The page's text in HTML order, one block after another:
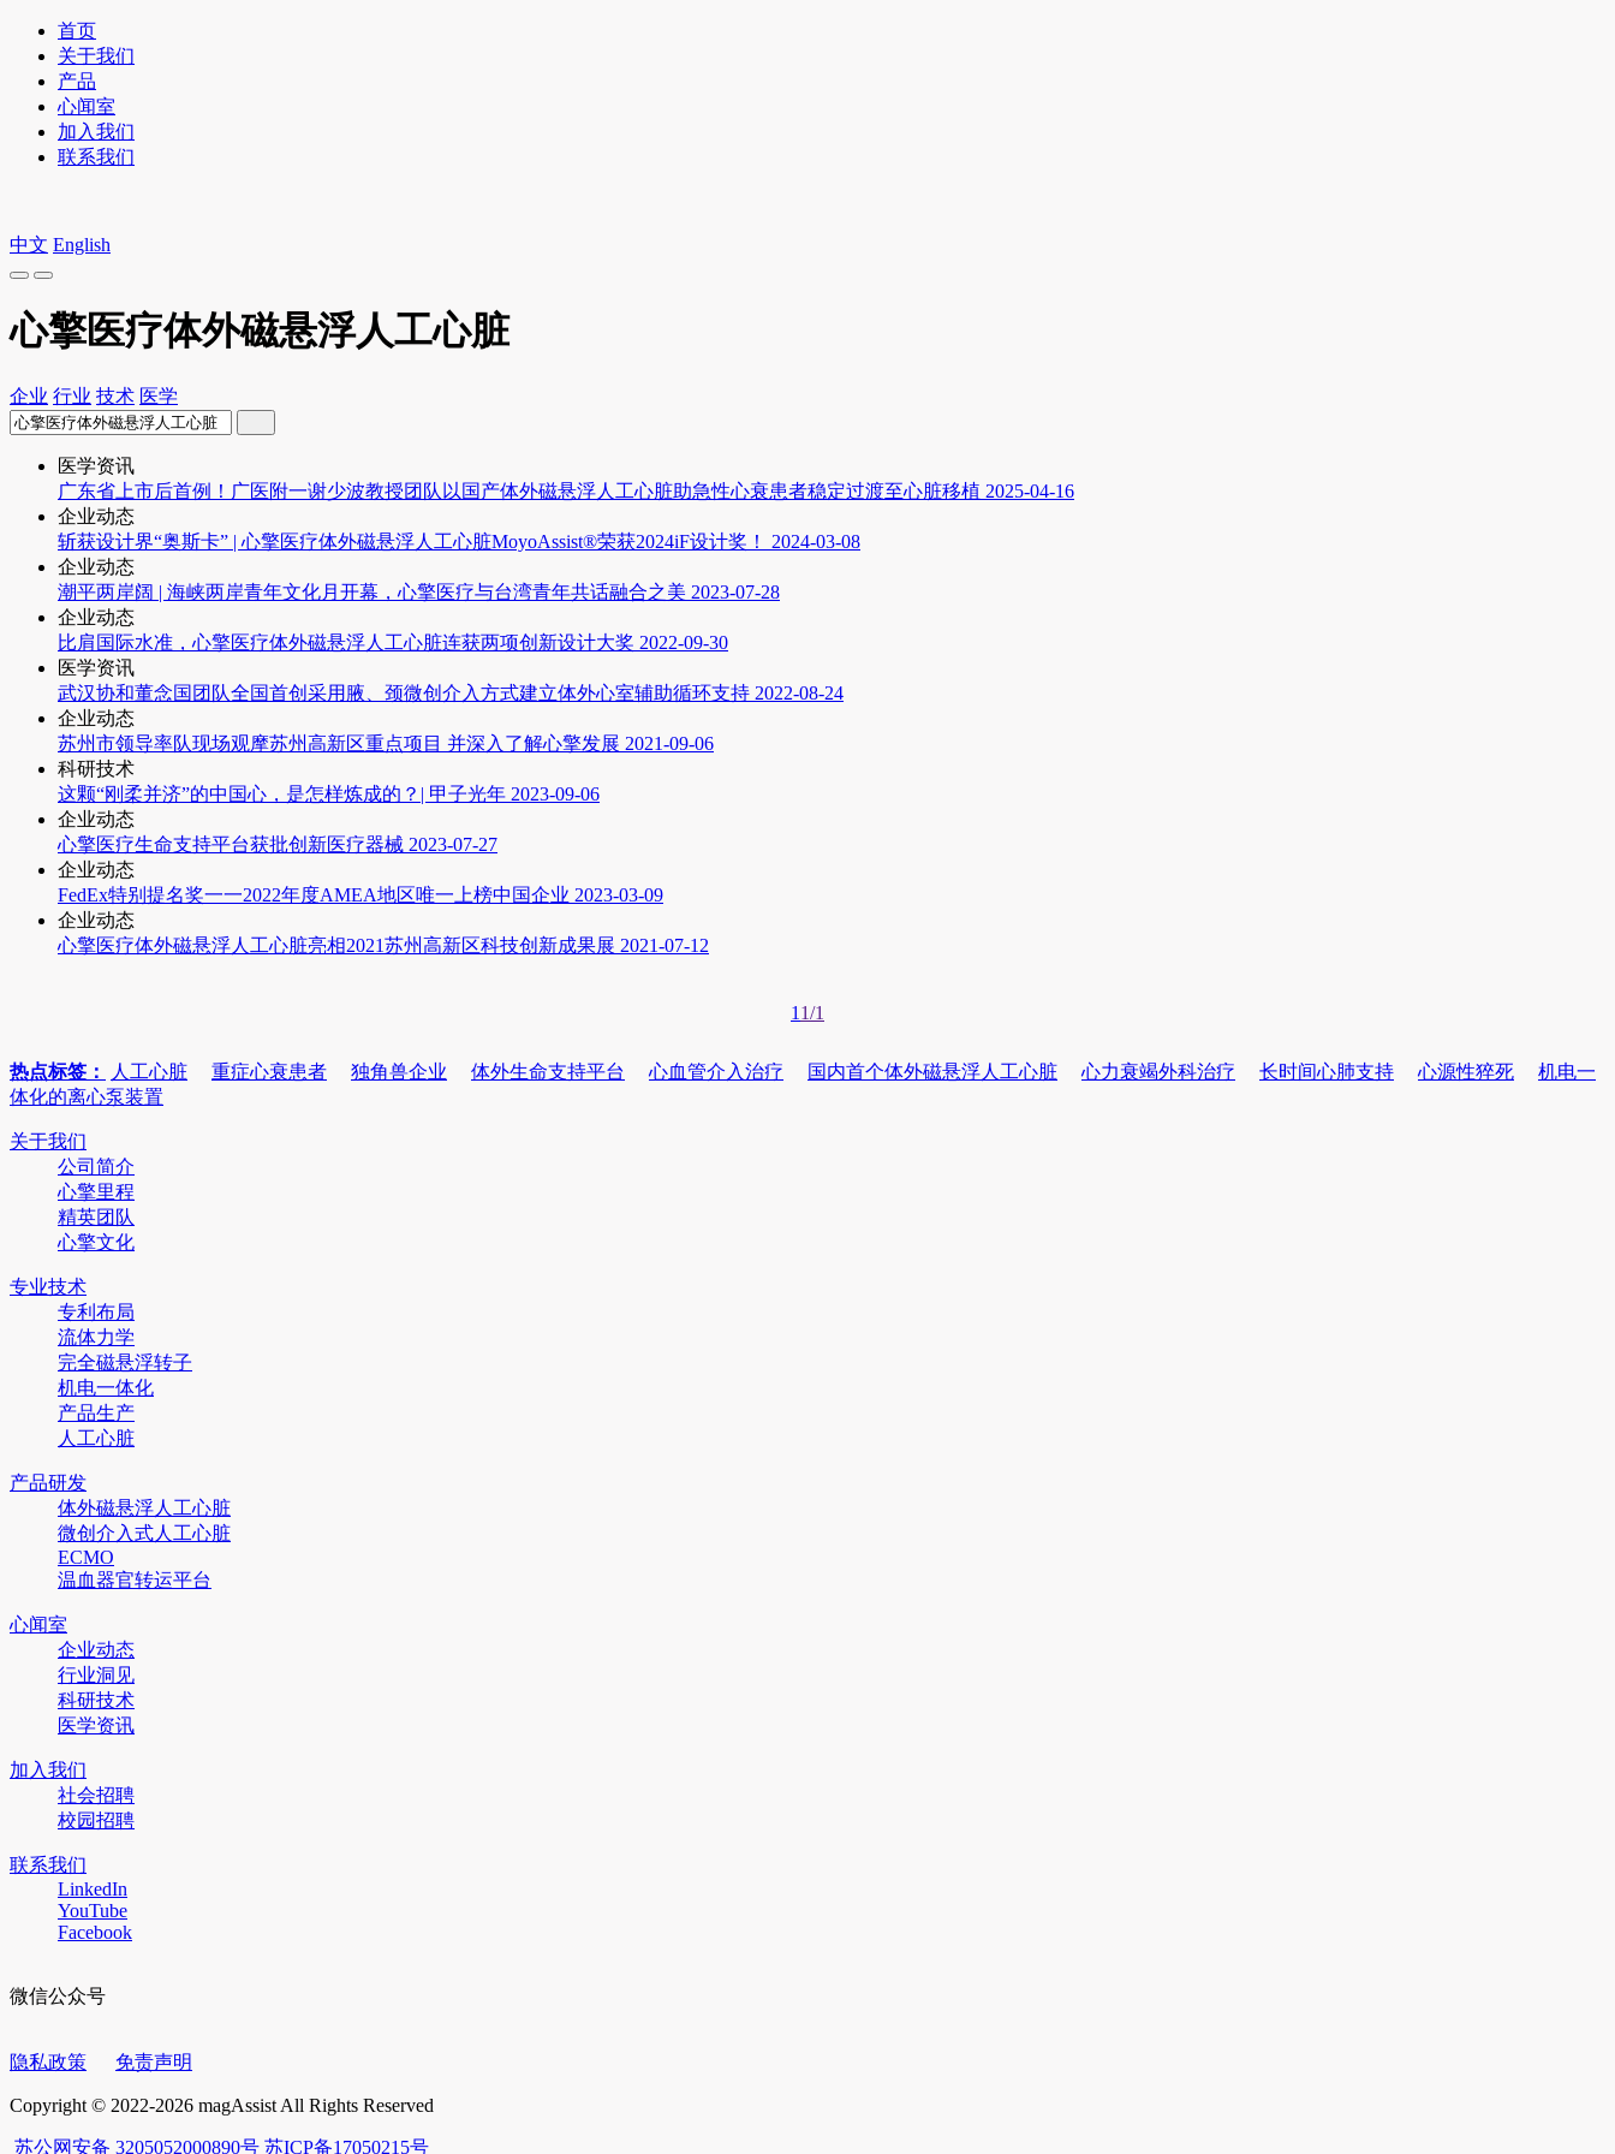
首页
关于我们
产品
心闻室
加入我们
联系我们
中文 English
心擎医疗体外磁悬浮人工心脏
企业 行业 技术 医学
医学资讯
广东省上市后首例！广医附一谢少波教授团队以国产体外磁悬浮人工心脏助急性心衰患者稳定过渡至心脏移植 2025-04-16
企业动态
斩获设计界“奥斯卡” | 心擎医疗体外磁悬浮人工心脏MoyoAssist®荣获2024iF设计奖！
2024-03-08
企业动态
潮平两岸阔 | 海峡两岸青年文化月开幕，心擎医疗与台湾青年共话融合之美 2023-07-28
企业动态
比肩国际水准，心擎医疗体外磁悬浮人工心脏连获两项创新设计大奖 2022-09-30
医学资讯
武汉协和董念国团队全国首创采用腋、颈微创介入方式建立体外心室辅助循环支持 2022-08-24
企业动态
苏州市领导率队现场观摩苏州高新区重点项目 并深入了解心擎发展 2021-09-06
科研技术
这颗“刚柔并济”的中国心，是怎样炼成的？| 甲子光年 2023-09-06
企业动态
心擎医疗生命支持平台获批创新医疗器械 2023-07-27
企业动态
FedEx特别提名奖一一2022年度AMEA地区唯一上榜中国企业 2023-03-09
企业动态
心擎医疗体外磁悬浮人工心脏亮相2021苏州高新区科技创新成果展 2021-07-12
1 1/1
热点标签： 人工心脏 重症心衰患者 独角兽企业 体外生命支持平台 心血管介入治疗 国内首个体外磁悬浮人工心脏 心力衰竭外科治疗 长时间心肺支持 心源性猝死
机电一
体化的离心泵装置
关于我们
公司简介
心擎里程
精英团队
心擎文化
专业技术
专利布局
流体力学
完全磁悬浮转子
机电一体化
产品生产
人工心脏
产品研发
体外磁悬浮人工心脏
微创介入式人工心脏
ECMO
温血器官转运平台
心闻室
企业动态
行业洞见
科研技术
医学资讯
加入我们
社会招聘
校园招聘
联系我们
LinkedIn
YouTube
Facebook
微信公众号
隐私政策 免责声明
Copyright © 2022-2026 magAssist All Rights Reserved
苏公网安备 3205052000890号 苏ICP备17050215号